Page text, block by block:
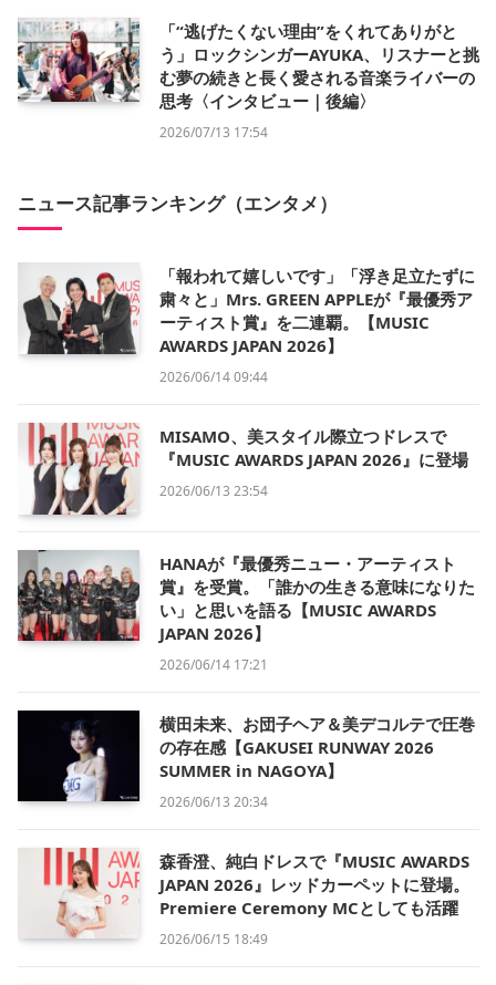
「“逃げたくない理由”をくれてありがと
う」ロックシンガーAYUKA、リスナーと挑
む夢の続きと長く愛される音楽ライバーの
思考〈インタビュー｜後編〉
2026/07/13 17:54
ニュース記事ランキング（エンタメ）
「報われて嬉しいです」「浮き足立たずに
粛々と」Mrs. GREEN APPLEが『最優秀ア
ーティスト賞』を二連覇。【MUSIC
AWARDS JAPAN 2026】
2026/06/14 09:44
MISAMO、美スタイル際立つドレスで
『MUSIC AWARDS JAPAN 2026』に登場
2026/06/13 23:54
HANAが『最優秀ニュー・アーティスト
賞』を受賞。「誰かの生きる意味になりた
い」と思いを語る【MUSIC AWARDS
JAPAN 2026】
2026/06/14 17:21
横田未来、お団子ヘア＆美デコルテで圧巻
の存在感【GAKUSEI RUNWAY 2026
SUMMER in NAGOYA】
2026/06/13 20:34
森香澄、純白ドレスで『MUSIC AWARDS
JAPAN 2026』レッドカーペットに登場。
Premiere Ceremony MCとしても活躍
2026/06/15 18:49